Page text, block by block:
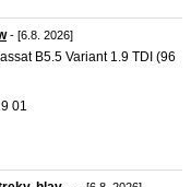
- [6.8. 2026]
B5.5 Variant 1.9 TDI (96
01